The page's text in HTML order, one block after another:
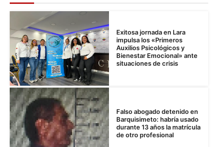
Exitosa jornada en Lara
impulsa los «Primeros
Auxilios Psicológicos y
Bienestar Emocional» ante
situaciones de crisis
Falso abogado detenido en
Barquisimeto: habría usado
durante 13 años la matrícula
de otro profesional